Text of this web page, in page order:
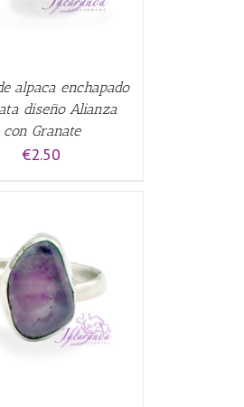
alpaca enchapado
diseño Alianza
con Granate
€2.50